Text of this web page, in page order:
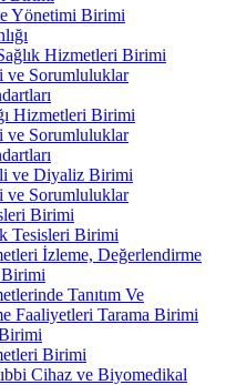
Yönetimi Birimi
Hizmetleri Birimi
ve Sorumluluklar
Hizmetleri Birimi
ve Sorumluluklar
ve Diyaliz Birimi
ve Sorumluluklar
Birimi
Tesisleri Birimi
İzleme, Değerlendirme
Tanıtım Ve
Faaliyetleri Tarama Birimi
Birimi
Cihaz ve Biyomedikal